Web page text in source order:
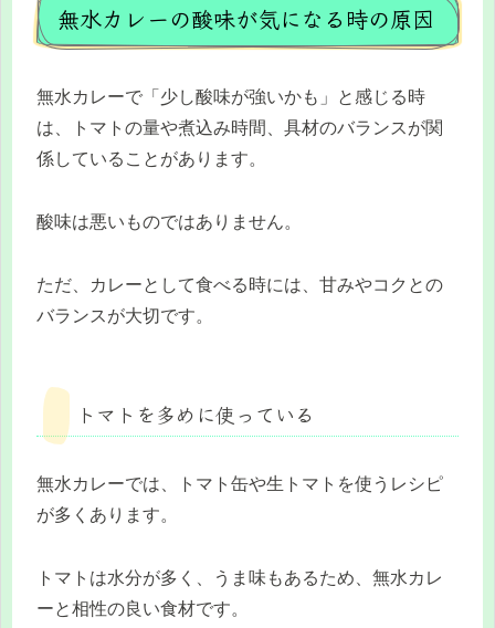
無水カレーの酸味が気になる時の原因
無水カレーで「少し酸味が強いかも」と感じる時
は、トマトの量や煮込み時間、具材のバランスが関
係していることがあります。
酸味は悪いものではありません。
ただ、カレーとして食べる時には、甘みやコクとの
バランスが大切です。
トマトを多めに使っている
無水カレーでは、トマト缶や生トマトを使うレシピ
が多くあります。
トマトは水分が多く、うま味もあるため、無水カレ
ーと相性の良い食材です。